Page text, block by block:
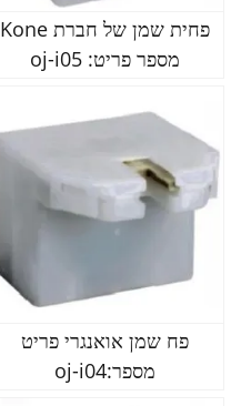
פחית שמן של חברת Kone
מספר פריט: oj-i05
פח שמן אואנגרי פריט
מספר:oj-i04